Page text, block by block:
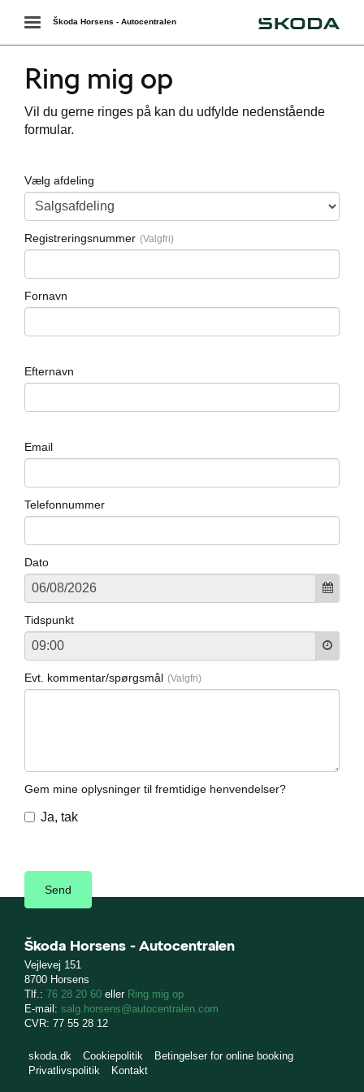
Toggle
navigation
Škoda Horsens - Autocentralen
Ring mig op
Vil du gerne ringes på kan du udfylde nedenstående
formular.
Vælg afdeling
Registreringsnummer
Fornavn
Efternavn
Email
Telefonnummer
Dato
Tidspunkt
Evt. kommentar/spørgsmål
Gem mine oplysninger til fremtidige henvendelser?
Ja, tak
Škoda Horsens - Autocentralen
Vejlevej 151
8700 Horsens
Tlf.: 76 28 20 60 eller Ring mig op
E-mail: salg.horsens@autocentralen.com
CVR: 77 55 28 12
skoda.dk Cookiepolitik
Betingelser for online booking
Privatlivspolitik
Kontakt